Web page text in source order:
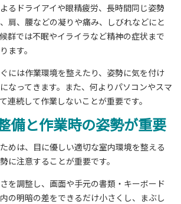
るドライアイや眼精疲労、長時間同じ姿勢
肩、腰などの凝りや痛み、しびれなどにと
群では不眠やイライラなど精神の症状まで
ます。
には作業環境を整えたり、姿勢に気を付け
なってきます。また、何よりパソコンやスマ
連続して作業しないことが重要です。
備と作業時の姿勢が重要
めは、目に優しい適切な室内環境を整える
に注意することが重要です。
を調整し、画面や手元の書類・キーボード
の明暗の差をできるだけ小さくし、まぶし